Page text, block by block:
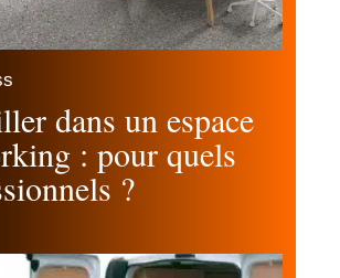
dans un espace
: pour quels
?